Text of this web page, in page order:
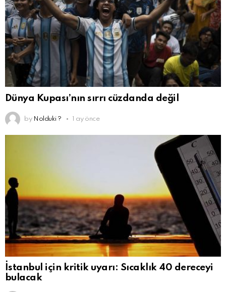
Dünya Kupası’nın sırrı cüzdanda değil
by Nolduki ? 1 ay önce
İstanbul için kritik uyarı: Sıcaklık 40 dereceyi
bulacak